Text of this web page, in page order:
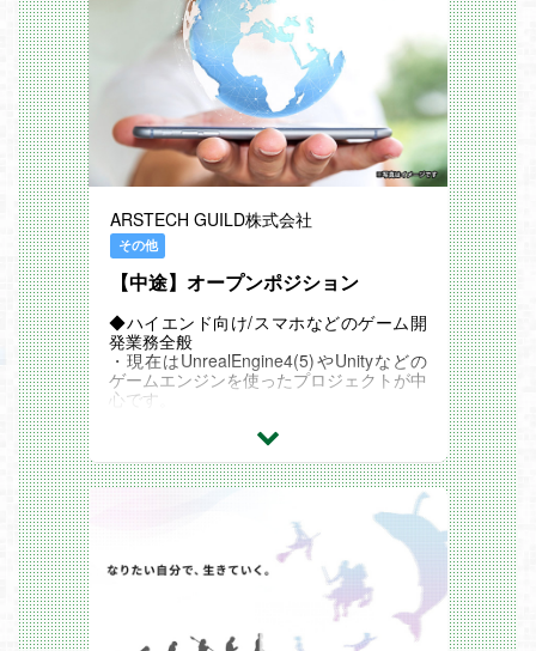
今後のさらなる成長を目指し、ジョブカン
の地方拠点第1号として2021年3月に高知
オフィスが立ち上がりました。
立ち上げから4年が経過し、現在40名のメ
ンバーが全国のお客様にジョブカンを届け
ています。
■募集背景
事業拡大による増員募集です。
「働き方改革・クラウド化」が急速に進ん
ます。そんな中、高知拠点はジョブカンの
重要拠点として、より拡大していくことと
なり、一緒に全国にジョブカンを届けてく
れるメンバーを募集しています。特に営業
名まで増員しましたが、更に増員予定なの
でそれを支える営業サポートメンバーも積
極的に増員することとなりました。
メンバーの大半が異なる業界からの転職者
です。研修も1か月～2ヵ月しっかり行う
ジョブカンの営業メンバーのサポート業務
が主務になります。
・契約補助業務（アカウント発行、有料
・請求業務（請求情報登録・修正、請求書
・顧客補助業務（メール作成・データ入
ARSTECH GUILD株式会社
その他
【中途】オープンポジション
◆ハイエンド向け/スマホなどのゲーム開
発業務全般
・現在はUnrealEngine4(5)やUnityなどの
ゲームエンジンを使ったプロジェクトが中
心です。
ログラム業務に携わって頂きます。
す。